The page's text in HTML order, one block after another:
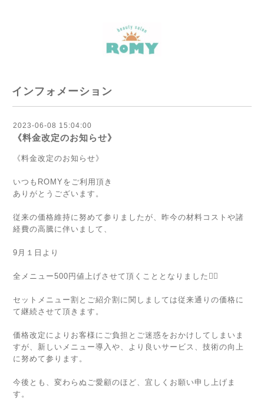
インフォメーション
2023-06-08 15:04:00
《料金改定のお知らせ》
《料金改定のお知らせ》
いつもROMYをご利用頂き
ありがとうございます。
従来の価格維持に努めて参りましたが、昨今の材料コストや諸
経費の高騰に伴いまして、
9月１日より
全メニュー500円値上げさせて頂くこととなりました🙇‍♀️
セットメニュー割とご紹介割に関しましては従来通りの価格に
て継続させて頂きます。
価格改定によりお客様にご負担とご迷惑をおかけしてしまいま
すが、新しいメニュー導入や、より良いサービス、技術の向上
に努めて参ります。
今後とも、変わらぬご愛顧のほど、宜しくお願い申し上げま
す。